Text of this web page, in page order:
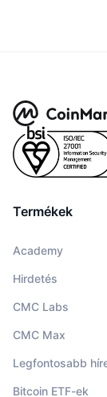
Termékek
Academy
Hirdetés
CMC Labs
CMC Max
Legfontosabb
Bitcoin ETF-ek